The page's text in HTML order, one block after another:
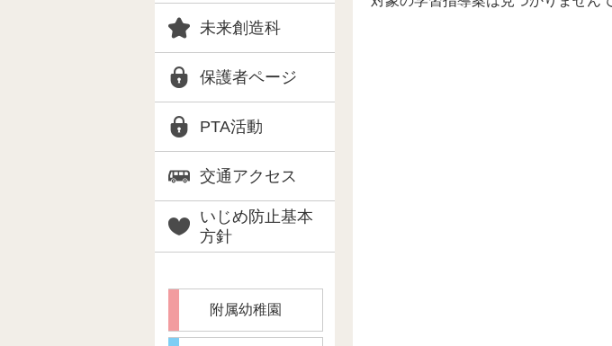
未来創造科
保護者ページ
PTA活動
交通アクセス
いじめ防止基本
方針
附属幼稚園